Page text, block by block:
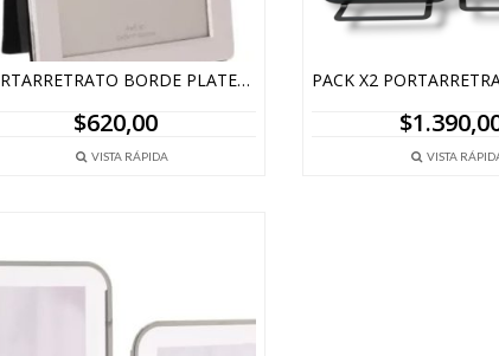
PORTARRETRATO BORDE PLATEADO – 12,5 X 17,5 CM
$620,00
VISTA RÁPIDA
$
VISTA